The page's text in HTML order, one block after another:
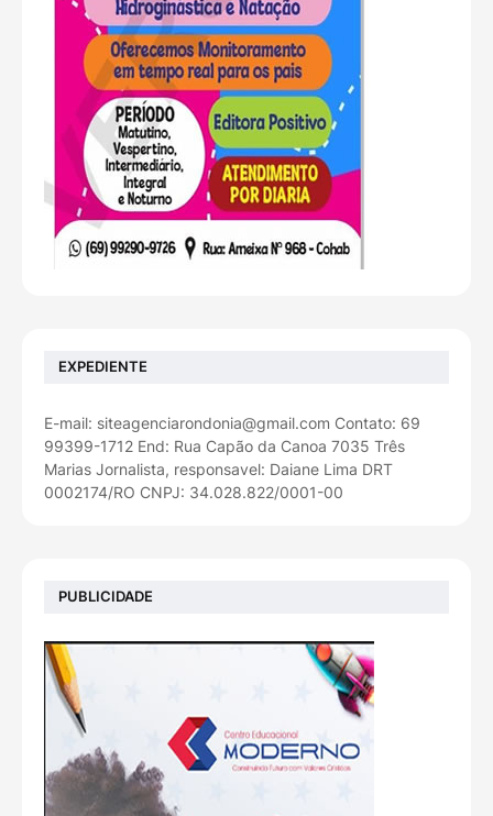
EXPEDIENTE
E-mail: siteagenciarondonia@gmail.com Contato: 69
99399-1712 End: Rua Capão da Canoa 7035 Três
Marias Jornalista, responsavel: Daiane Lima DRT
0002174/RO CNPJ: 34.028.822/0001-00
PUBLICIDADE